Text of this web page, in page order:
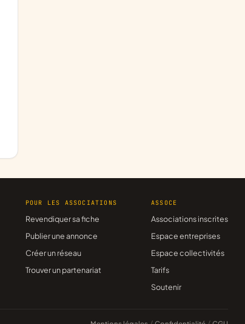
POUR LES ASSOCIATIONS
Revendiquer sa fiche
Publier une annonce
Créer un réseau
Trouver un partenariat
ASSOCE
Associations inscrites
Espace entreprises
Espace collectivités
Tarifs
Soutenir